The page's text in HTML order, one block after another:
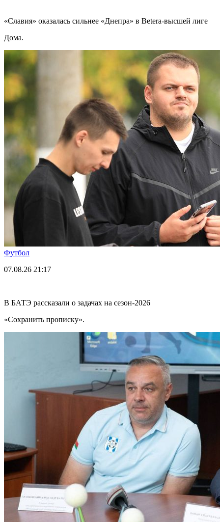
«Славия» оказалась сильнее «Днепра» в Betera-высшей лиге
Дома.
Футбол
07.08.26 21:17
В БАТЭ рассказали о задачах на сезон-2026
«Сохранить прописку».